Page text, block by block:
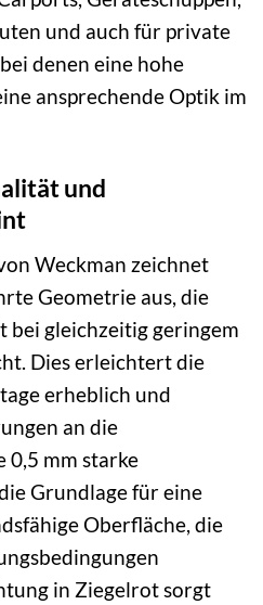
und auch für private
denen eine hohe
ansprechende Optik im
und
Weckman zeichnet
Geometrie aus, die
bei gleichzeitig geringem
Dies erleichtert die
erheblich und
an die
mm starke
Grundlage für eine
Oberfläche, die
in Ziegelrot sorgt